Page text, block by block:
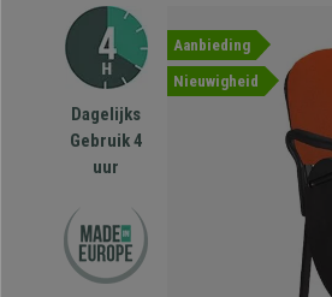
Dagelijks
Gebruik 4
uur
Aanbieding
Nieuwigheid